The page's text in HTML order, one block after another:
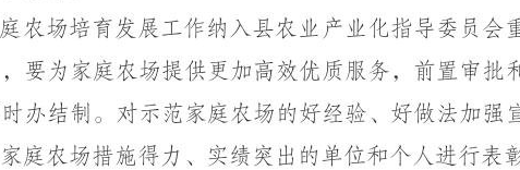
农场培育发展工作纳入县农业产业化指导委员会
要为家庭农场提供更加高效优质服务，前置审批
办结制。对示范家庭农场的好经验、好做法加强
庭农场措施得力、实绩突出的单位和个人进行表